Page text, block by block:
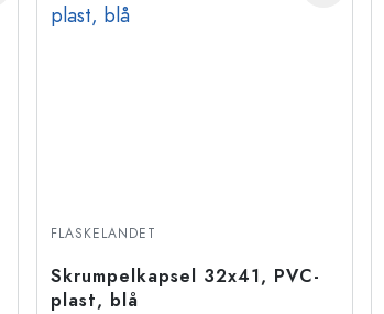
FLASKELANDET
Skrumpelkapsel 32x41, PVC-
plast, blå